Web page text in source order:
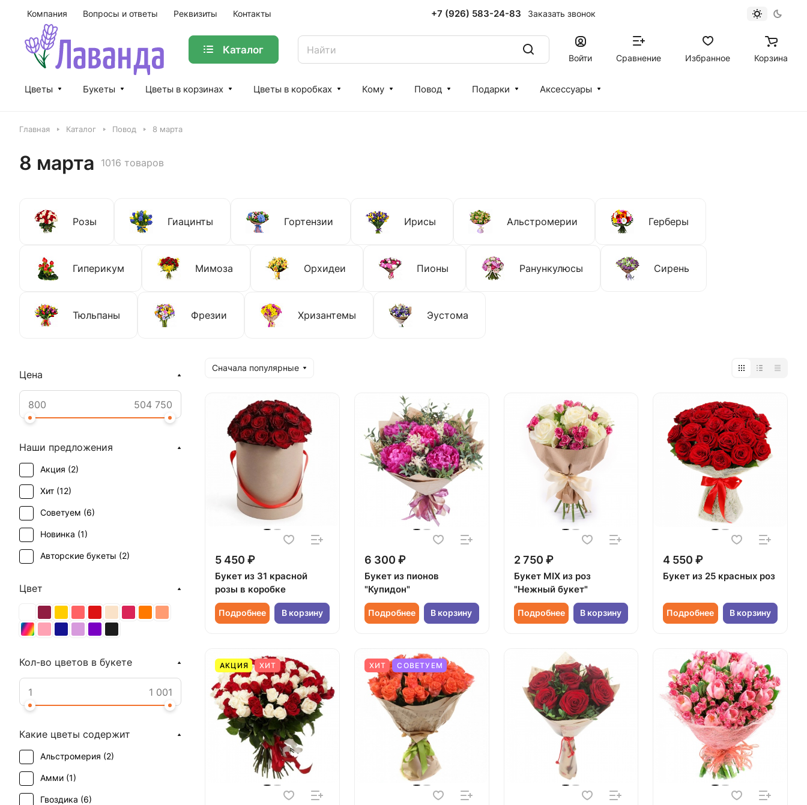
Компания Вопросы и ответы Реквизиты Контакты +7 (926) 583-24-83 Заказать звонок
Каталог
Войти Сравнение Избранное Корзина
Цветы Букеты Цветы в корзинах Цветы в коробках Кому Повод Подарки Аксессуары
Главная Каталог Повод 8 марта
8 марта 1016 товаров
Розы Гиацинты Гортензии Ирисы Альстромерии Герберы
Гиперикум Мимоза Орхидеи Пионы Ранункулюсы Сирень
Тюльпаны Фрезии Хризантемы Эустома
Сначала популярные
5 450 ₽
Букет из 31 красной
розы в коробке
Подробнее В корзину
6 300 ₽
Букет из пионов
"Купидон"
Подробнее В корзину
2 750 ₽
Букет MIX из роз
"Нежный букет"
Подробнее В корзину
4 550 ₽
Букет из 25 красных роз
Подробнее В корзину
АКЦИЯ ХИТ ХИТ СОВЕТУЕМ
Цена
Наши предложения
Акция (2)
Хит (12)
Советуем (6)
Новинка (1)
Авторские букеты (2)
Цвет
Кол-во цветов в букете
Какие цветы содержит
Альстромерия (2)
Амми (1)
Гвоздика (6)